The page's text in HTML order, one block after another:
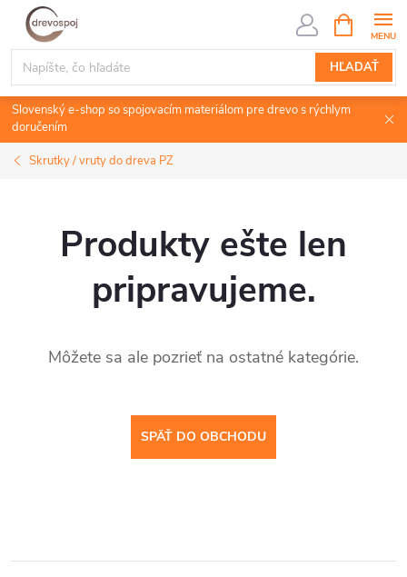
Prejsť
obsah
HĽADAŤ
KOŠÍK
Slovenský e-shop so spojovacím materiálom pre drevo s rýchlym
doručením
Skrutky / vruty do dreva PZ
Produkty ešte len
pripravujeme.
Môžete sa ale pozrieť na ostatné kategórie.
SPÄŤ DO OBCHODU